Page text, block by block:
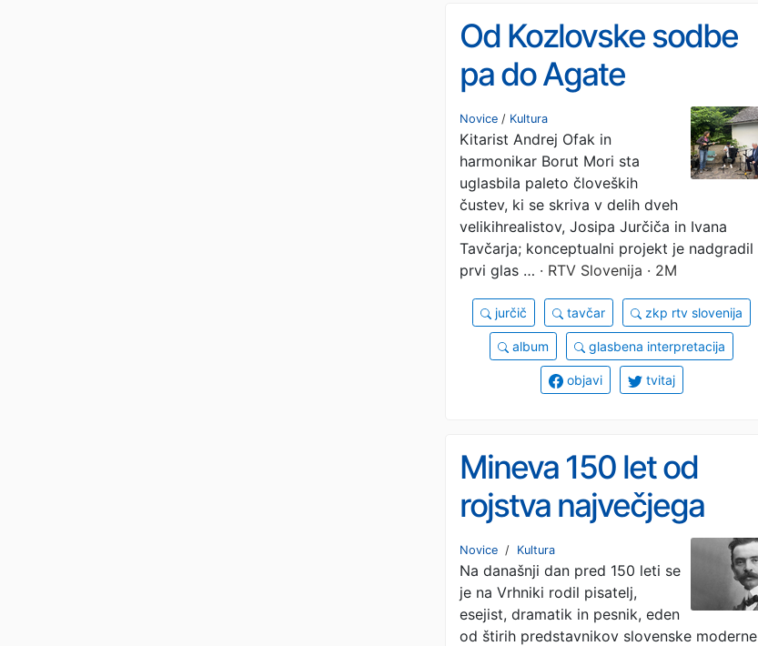
Od Kozlovske sodbe
pa do Agate
Schwarzkobler:
glasbene
interpretacije Jurčiča
in Tavčarja na albumu
Novice / Kultura
Kitarist Andrej Ofak in
harmonikar Borut Mori sta
uglasbila paleto človeških
čustev, ki se skriva v delih dveh
velikihrealistov, Josipa Jurčiča in Ivana
Tavčarja; konceptualni projekt je nadgradil
prvi glas … · RTV Slovenija · 2M
jurčič tavčar zkp rtv slovenija
album glasbena interpretacija
objavi tvitaj
Mineva 150 let od
rojstva največjega
slovenskega pisatelja
in dramatika Ivana
Cankarja
Novice / Kultura
Na današnji dan pred 150 leti se
je na Vrhniki rodil pisatelj,
esejist, dramatik in pesnik, eden
od štirih predstavnikov slovenske moderne